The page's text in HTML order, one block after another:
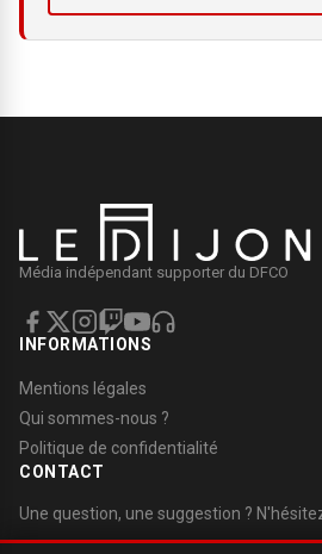
Média indépendant supporter du DFCO
INFORMATIONS
Mentions légales
Qui sommes-nous ?
Politique de confidentialité
CONTACT
Une question, une suggestion ?